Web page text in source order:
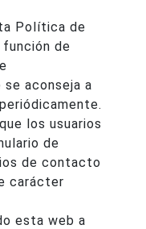
Política de
función de
aconseja a
los usuarios
de
de contacto
carácter
esta web a